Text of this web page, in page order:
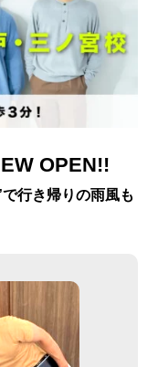
OPEN!!
行き帰りの雨風も